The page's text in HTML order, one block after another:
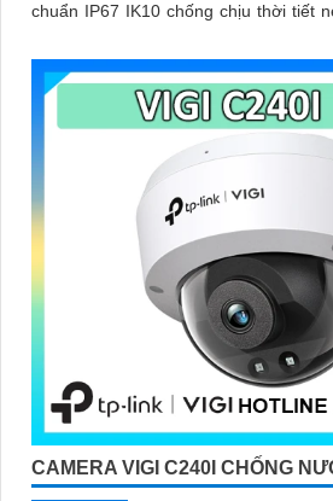
chuẩn IP67 IK10 chống chịu thời tiết
CAMERA VIGI C240I CHỐNG